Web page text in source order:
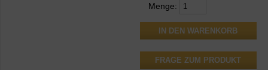
Menge:
FRAGE ZUM PRODUKT